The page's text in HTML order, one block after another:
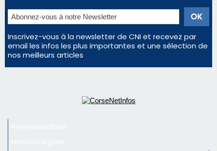
Régie publicitaire
Mentions légales
Nous contacter